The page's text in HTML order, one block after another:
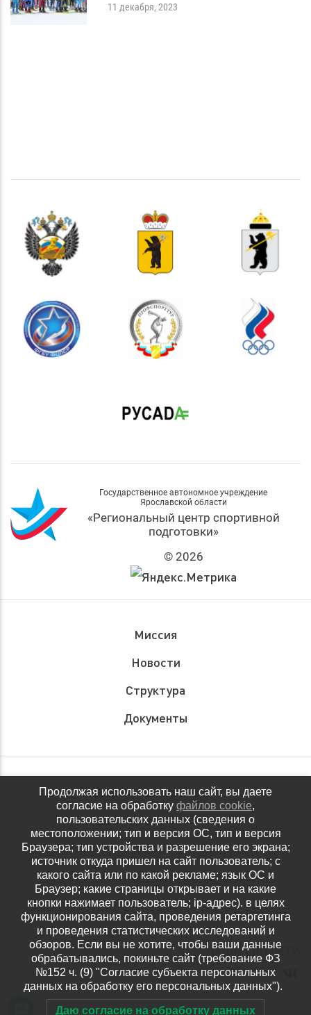
11 декабря, 2023
Государственное автономное учреждение
Ярославской области
«Региональный центр спортивной
подготовки»
© 2026
Миссия
Новости
Структура
Документы
Обращения граждан
Антидопинговое обеспечение
Контакты
Политика конфиденциальности
НАШИ СОЦ.СЕТИ
Продолжая использовать наш сайт, вы даете
согласие на обработку файлов cookie,
пользовательских данных (сведения о
местоположении; тип и версия ОС, тип и версия
Браузера; тип устройства и разрешение его экрана;
источник откуда пришел на сайт пользователь; с
какого сайта или по какой рекламе; язык ОС и
Браузер; какие страницы открывает и на какие
кнопки нажимает пользователь; ip-адрес). в целях
функционирования сайта, проведения ретаргетинга
и проведения статистических исследований и
обзоров. Если вы не хотите, чтобы ваши данные
обрабатывались, покиньте сайт (требование ФЗ
№152 ч. (9) "Согласие субъекта персональных
данных на обработку его персональных данных").
Даю согласие на обработку данных